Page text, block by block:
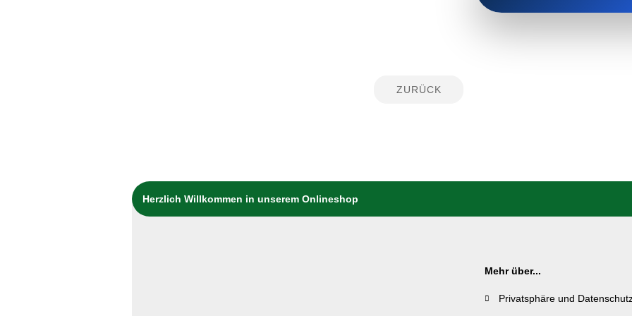
ZURÜCK
Herzlich Willkommen in unserem Onlineshop
Mehr über...
Privatsphäre und